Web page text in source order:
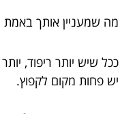
מה שמעניין אותך
ככל שיש יותר ריפוד,
יש פחות מקום לקפוץ.